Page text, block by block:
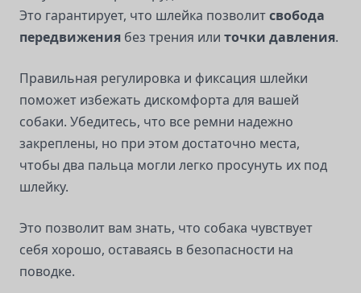
Это гарантирует, что шлейка позволитсвобода
передвижения без трения или точки давления.
Правильная регулировка и фиксация шлейки
поможет избежать дискомфорта для вашей
собаки. Убедитесь, что все ремни надежно
закреплены, но при этом достаточно места,
чтобы два пальца могли легко просунуть их под
шлейку.
Это позволит вам знать, что собака чувствует
себя хорошо, оставаясь в безопасности на
поводке.